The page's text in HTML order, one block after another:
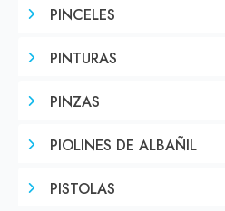
PINCELES
PINTURAS
PINZAS
PIOLINES DE ALBAÑIL
PISTOLAS